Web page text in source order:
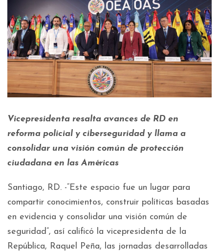
Vicepresidenta resalta avances de RD en
reforma policial y ciberseguridad y llama a
consolidar una visión común de protección
ciudadana en las Américas
Santiago, RD. -“Este espacio fue un lugar para
compartir conocimientos, construir políticas basadas
en evidencia y consolidar una visión común de
seguridad”, así calificó la vicepresidenta de la
República, Raquel Peña, las jornadas desarrolladas